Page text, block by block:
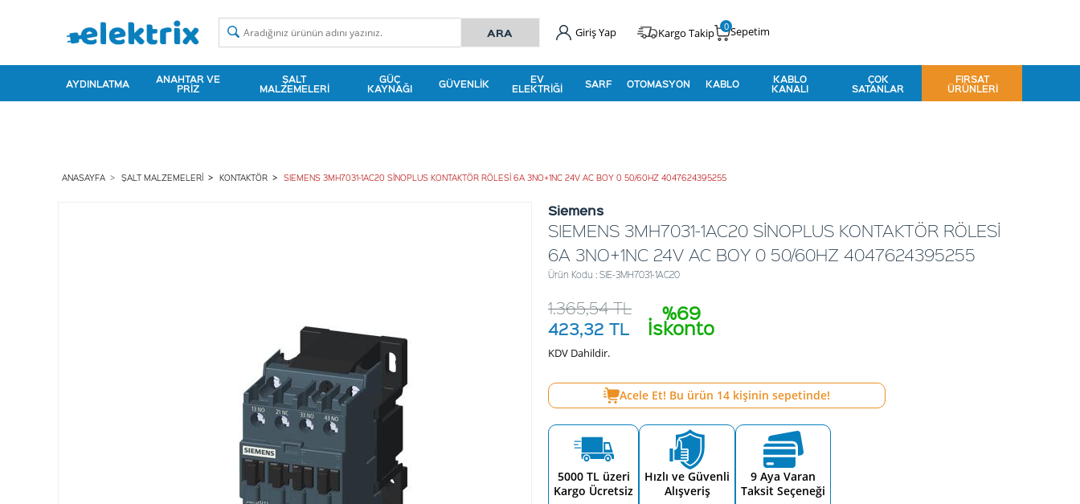
Giriş Yap Kargo Takip Sepetim
0
AYDINLATMA ANAHTAR VE
PRIZ
ŞALT
MALZEMELERI
GÜÇ
KAYNAĞI GÜVENLIK EV
ELEKTRIĞI SARF OTOMASYON KABLO KABLO
KANALI
ÇOK
SATANLAR
FIRSAT
ÜRÜNLERI
ANASAYFA ŞALT MALZEMELERI KONTAKTÖR SIEMENS 3MH7031-1AC20 SİNOPLUS KONTAKTÖR RÖLESİ 6A 3NO+1NC 24V AC BOY 0 50/60HZ 4047624395255
Siemens
SIEMENS 3MH7031-1AC20 SİNOPLUS KONTAKTÖR RÖLESİ
6A 3NO+1NC 24V AC BOY 0 50/60HZ 4047624395255
Ürün Kodu : SIE-3MH7031-1AC20
%69
İskonto
1.365,54TL
423,32 TL
KDV Dahildir.
Acele Et! Bu ürün 14kişinin sepetinde!
5000 TL üzeri
Kargo Ücretsiz
Hızlı ve Güvenli
Alışveriş
9 Aya Varan
Taksit Seçeneği